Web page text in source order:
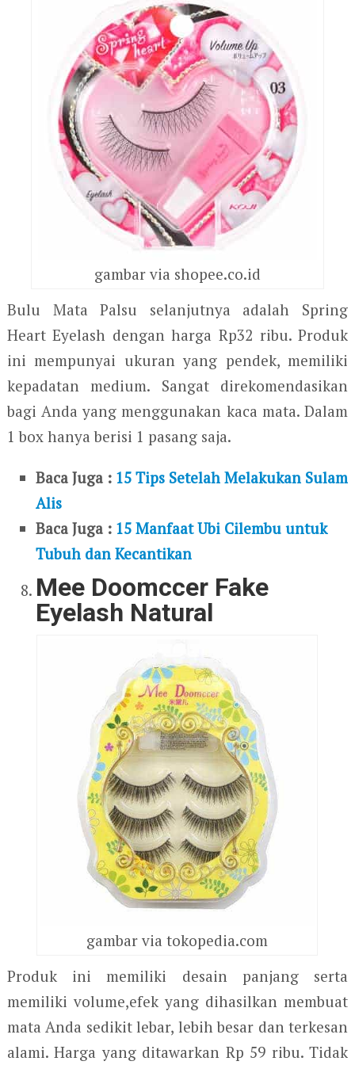
gambar via shopee.co.id
Bulu Mata Palsu selanjutnya adalah Spring
Heart Eyelash dengan harga Rp32 ribu. Produk
ini mempunyai ukuran yang pendek, memiliki
kepadatan medium. Sangat direkomendasikan
bagi Anda yang menggunakan kaca mata. Dalam
1 box hanya berisi 1 pasang saja.
Baca Juga : 15 Tips Setelah Melakukan Sulam
Alis
Baca Juga : 15 Manfaat Ubi Cilembu untuk
Tubuh dan Kecantikan
Mee Doomccer Fake
Eyelash Natural
gambar via tokopedia.com
Produk ini memiliki desain panjang serta
memiliki volume,efek yang dihasilkan membuat
mata Anda sedikit lebar, lebih besar dan terkesan
alami. Harga yang ditawarkan Rp 59 ribu. Tidak